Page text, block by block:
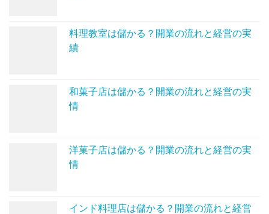
料理教室は儲かる？開業の流れと経営の実
績
和菓子店は儲かる？開業の流れと経営の実
情
洋菓子店は儲かる？開業の流れと経営の実
情
インド料理店は儲かる？開業の流れと経営